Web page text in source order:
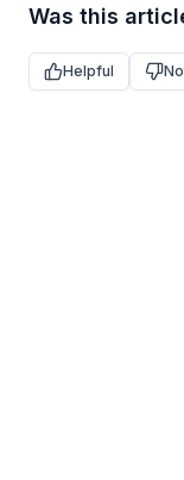
Was this
Helpful